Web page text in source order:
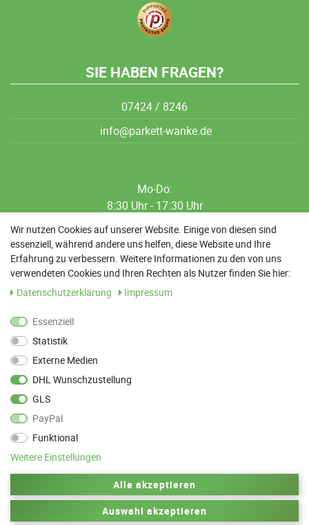
SIE HABEN FRAGEN?
07424 / 8246
info@parkett-wanke.de
Mo-Do:
8:30 Uhr - 17:30 Uhr
8:30 Uhr - 12:00 Uhr
13:00 Uhr - 17:30 Uhr
Sa: 9:00 Uhr - 13:00 Uhr
Parkett Wanke
Zurück zum Anfang
Wir nutzen Cookies auf unserer Website. Einige von diesen sind
essenziell, während andere uns helfen, diese Website und Ihre
Erfahrung zu verbessern. Weitere Informationen zu den von uns
verwendeten Cookies und Ihren Rechten als Nutzer finden Sie hier:
Daten­schutz­erklärung
Impressum
Essenziell
Statistik
Externe Medien
DHL Wunschzustellung
GLS
PayPal
Funktional
Weitere Einstellungen
Alle akzeptieren
Auswahl akzeptieren